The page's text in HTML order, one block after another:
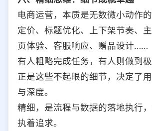
电商运营，本质是无数微小动作的
定价、标题优化、上下架节奏、
页体验、客服响应、赠品设计……
有人粗略完成任务，有人则做到极
正是这些不起眼的细节，决定了
与深度。
精细，是流程与数据的落地执行
执着追求。